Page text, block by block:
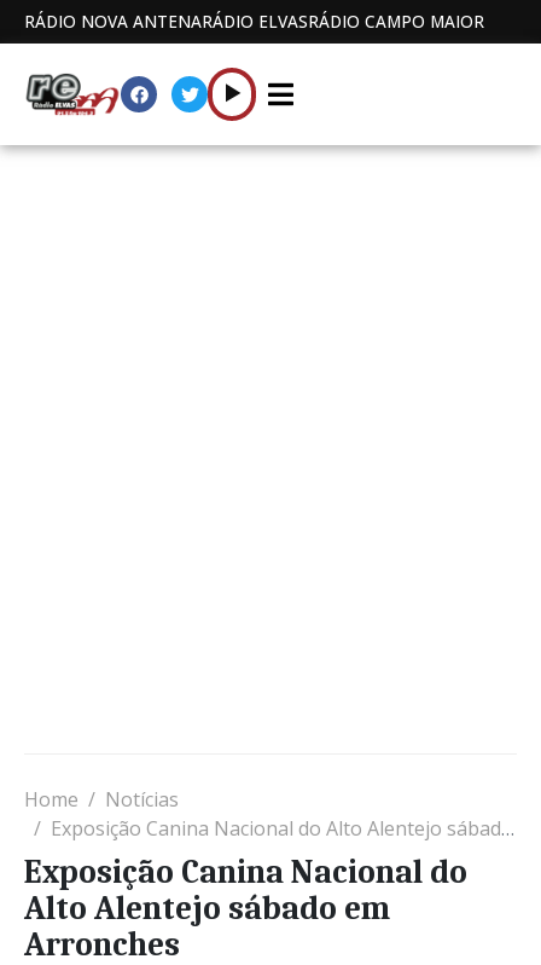
RÁDIO NOVA ANTENARÁDIO ELVASRÁDIO CAMPO MAIOR
Home
Notícias
Exposição Canina Nacional do Alto Alentejo sábado em Arronches
Exposição Canina Nacional do
Alto Alentejo sábado em
Arronches